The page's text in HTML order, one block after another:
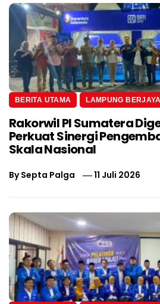
BERITA UTAMA LAMPUNG BERJAYA
Rakorwil PI Sumatera
Perkuat Sinergi
Skala Nasional
BySepta Palga 11 Juli 2026